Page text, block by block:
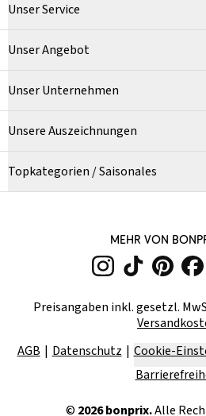
Unser Service
Unser Angebot
Unser Unternehmen
Unsere Auszeichnungen
Topkategorien / Saisonales
MEHR VON
Preisangaben inkl. gesetzl.
AGB
Datenschutz Cookie-
© 2026bonprix.Alle